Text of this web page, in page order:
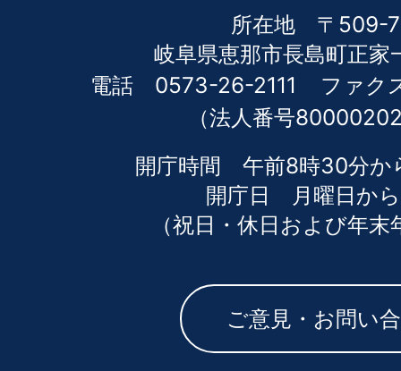
所在地 〒509-
岐阜県恵那市長島町正家
電話 0573-26-2111
ファ
（法人番号
開庁時間 午前8時30分か
開庁日 月曜日か
（祝日・休日および年
ご意見・お問い